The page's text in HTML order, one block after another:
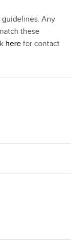
Any
these
here for contact